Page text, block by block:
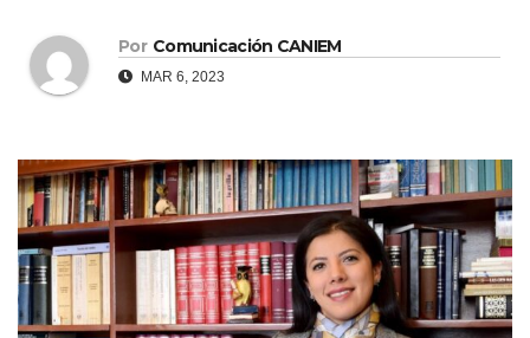
Por Comunicación CANIEM
MAR 6, 2023